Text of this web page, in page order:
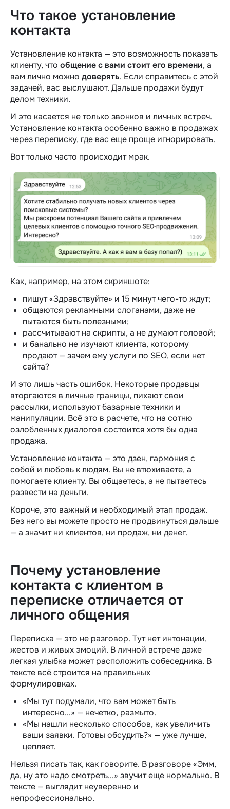
Что такое установление
контакта
Установление контакта — это возможность показать
клиенту, что общение с вами стоит его времени, а
вам лично можно доверять. Если справитесь с этой
задачей, вас выслушают. Дальше продажи будут
делом техники.
И это касается не только звонков и личных встреч.
Установление контакта особенно важно в продажах
через переписку, где вас еще проще игнорировать.
Вот только часто происходит мрак.
Как, например, на этом скриншоте:
пишут «Здравствуйте» и 15 минут чего-то ждут;
общаются рекламными слоганами, даже не
пытаются быть полезными;
рассчитывают на скрипты, а не думают головой;
и банально не изучают клиента, которому
продают — зачем ему услуги по SEO, если нет
сайта?
И это лишь часть ошибок. Некоторые продавцы
вторгаются в личные границы, пихают свои
рассылки, используют базарные техники и
манипуляции. Всё это в расчете, что на сотню
озлобленных диалогов состоится хотя бы одна
продажа.
Установление контакта — это дзен, гармония с
собой и любовь к людям. Вы не втюхиваете, а
помогаете клиенту. Вы общаетесь, а не пытаетесь
развести на деньги.
Короче, это важный и необходимый этап продаж.
Без него вы можете просто не продвинуться дальше
— а значит ни клиентов, ни продаж, ни денег.
Почему установление
контакта с клиентом в
переписке отличается от
личного общения
Переписка — это не разговор. Тут нет интонации,
жестов и живых эмоций. В личной встрече даже
легкая улыбка может расположить собеседника. В
тексте всё строится на правильных
формулировках.
«Мы тут подумали, что вам может быть
интересно...» — нечетко, размыто.
«Мы нашли несколько способов, как увеличить
ваши заявки. Готовы обсудить?» — уже лучше,
цепляет.
Нельзя писать так, как говорите. В разговоре «Эмм,
да, ну это надо смотреть...» звучит еще нормально. В
тексте — выглядит неуверенно и
непрофессионально.